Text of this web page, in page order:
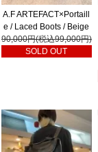
A.F ARTEFACT×Portaill
e / Laced Boots / Beige
90,000円(税込99,000円)
SOLD OUT